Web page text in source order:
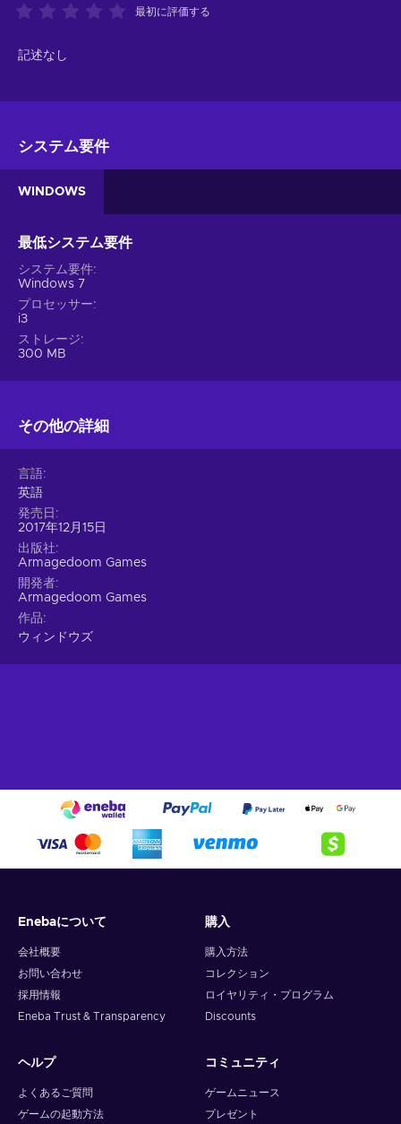
最初に評価する
記述なし
システム要件
WINDOWS
最低システム要件
システム要件
Windows 7
プロセッサー
i3
ストレージ
300 MB
その他の詳細
言語
英語
発売日
2017年12月15日
出版社
Armagedoom Games
開発者
Armagedoom Games
作品
ウィンドウズ
Enebaについて
会社概要
お問い合わせ
採用情報
Eneba Trust & Transparency
購入
購入方法
コレクション
ロイヤリティ・プログラム
Discounts
ヘルプ
よくあるご質問
ゲームの起動方法
コミュニティ
ゲームニュース
プレゼント